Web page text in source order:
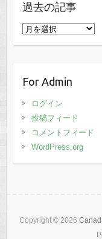
過去の記事
過
事
For Admin
ログイン
投稿フィード
コメントフィード
WordPress.org
Copyright © 2026